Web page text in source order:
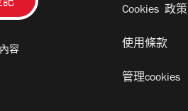
內容
Cookies 政策
使用條款
管理cookies